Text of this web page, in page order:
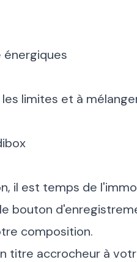
énergiques
limites et à
il est temps de
bouton
composition.
titre accrocheur à